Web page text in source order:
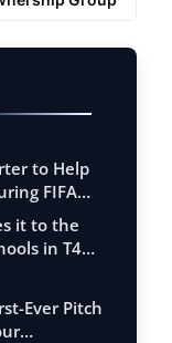
to Help
FIFA
it to the
in T4
Ever Pitch